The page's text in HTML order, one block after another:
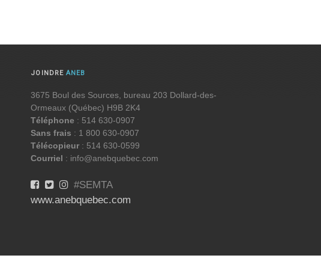
JOINDREANEB
3675 Boul des Sources, bureau 203 Dollard-des-
Ormeaux (Québec) H9B 2K4
Téléphone : 514 630-0907
Sans frais : 1 800 630-0907
Télécopieur : 514 630-0599
Courriel : info@anebquebec.com
#SEMTA
www.anebquebec.com